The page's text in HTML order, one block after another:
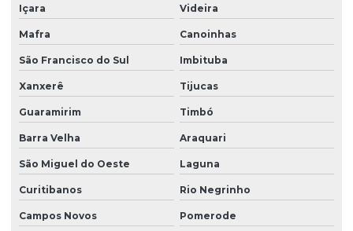
Projeto estrutural de concreto armado para prédios
Projeto estrutural construção civil
Projeto estrutural de edifícios de concreto armado
Projeto estrutural para empresas de construção
Projeto estrutural de escada
Projeto estrutural de fundação
Içara Videira
Mafra Canoinhas
São Francisco do Sul Imbituba
Xanxerê Tijucas
Guaramirim Timbó
Barra Velha Araquari
São Miguel do Oeste Laguna
Curitibanos Rio Negrinho
Campos Novos Pomerode